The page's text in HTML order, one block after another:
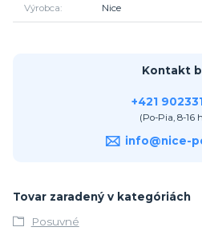
Výrobca Nice
Kontakt
+421
(Po-Pia, 8-16
info@nice-
Tovar zaradený v kategóriách
Posuvné